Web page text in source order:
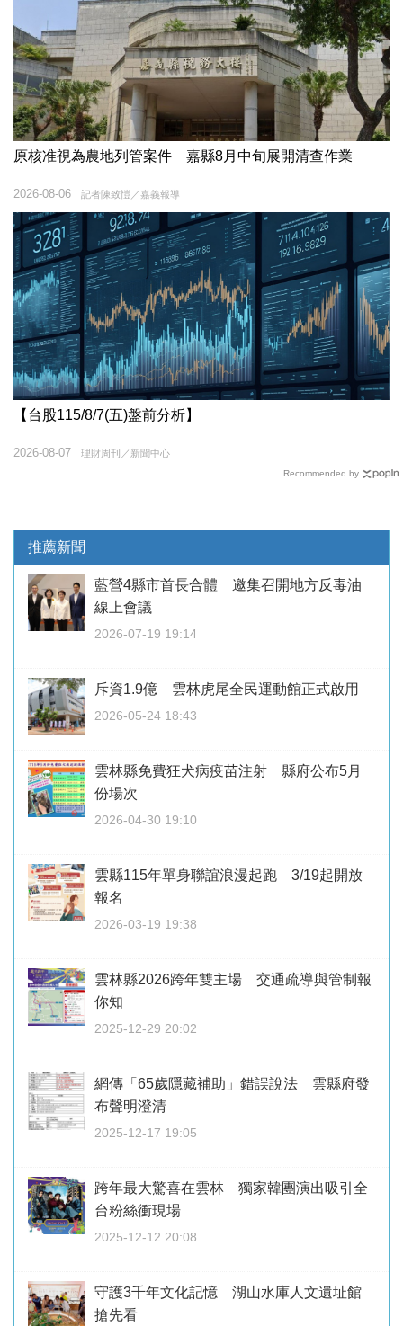
原核准視為農地列管案件 嘉縣8月中旬展開清查作業
記者陳致愷／嘉義報導
2026-08-06
【台股115/8/7(五)盤前分析】
理財周刊／新聞中心
2026-08-07
Recommended by
推薦新聞
藍營4縣市首長合體 邀集召開地方反毒油
線上會議
2026-07-19 19:14
斥資1.9億 雲林虎尾全民運動館正式啟用
2026-05-24 18:43
雲林縣免費狂犬病疫苗注射 縣府公布5月
份場次
2026-04-30 19:10
雲縣115年單身聯誼浪漫起跑 3/19起開放
報名
2026-03-19 19:38
雲林縣2026跨年雙主場 交通疏導與管制報
你知
2025-12-29 20:02
網傳「65歲隱藏補助」錯誤說法 雲縣府發
布聲明澄清
2025-12-17 19:05
跨年最大驚喜在雲林 獨家韓團演出吸引全
台粉絲衝現場
2025-12-12 20:08
守護3千年文化記憶 湖山水庫人文遺址館
搶先看